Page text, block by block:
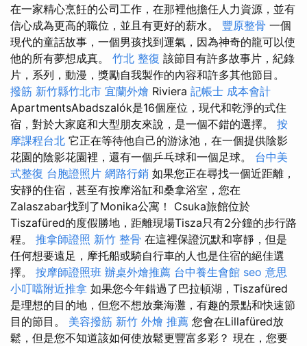
在一家精心烹飪的公司工作，在那裡他擔任人力資源，並有
信心成為更高的職位，並且有更好的薪水。 豐原整骨 一個
現代的童話故事，一個男孩找到運氣，因為神奇的龍可以使
他的所有夢想成真。 竹北 整復 該節目有許多故事片，紀錄
片，系列，動漫，獎勵自我製作的內容和許多其他節目。
撥筋 新竹縣竹北市 宜蘭外燴 Riviera 記帳士 成本會計
ApartmentsAbadszalók是16個座位，現代和乾淨的式住
宿，對於大家庭和大型朋友來說，是一個不錯的選擇。 按
摩課程台北 它正在等待他自己的游泳池，在一個提供陰影
花園的陰影花園裡，還有一個乒乓球和一個足球。 台中美
式整復 台胞證照片 網路行銷 如果您正在尋找一個近距離，
安靜的住宿，甚至有按摩浴缸和桑拿浴室，您在
Zalaszabar找到了Monika公寓！ Csuka旅館位於
Tiszafüred的度假勝地，距離現場Tisza只有2分鐘的步行路
程。 推拿師證照 新竹 整骨 在這裡保證沉默和寧靜，但是
任何想要遠足，摩托船或騎自行車的人也是住宿的絕佳選
擇。 按摩師證照班 辦桌外燴推薦 台中養生會館 seo 意思
小叮噹附近推拿 如果您今年錯過了巴拉頓湖，Tiszafüred
是理想的目的地，但您不想放棄海灘，有趣的景點和快速節
目的節目。 美容撥筋 新竹 外燴 推薦 您會在Lillafüred放
鬆，但是您不知道該如何使放鬆更豐富多彩？ 現在，您要